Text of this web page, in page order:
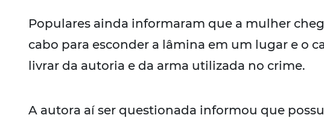
Populares ainda informaram que a mulher
cabo para esconder a lâmina em um lugar e o
livrar da autoria e da arma utilizada no crime.
A autora aí ser questionada informou que